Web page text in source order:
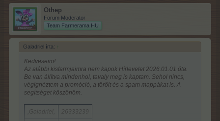
Othep
Forum Moderator
Team Farmerama HU
Galadriel írta: ↑
Kedveseim!
Az alábbi kisfarmjaimra nem kapok Hírlevelet 2026.01.01 óta.
Be van állítva mindenhol, tavaly meg is kaptam. Sehol nincs,
végignéztem a promóció, a törölt és a spam mappákat is. A
segítséget köszönöm.
,Galadriel, 26333239